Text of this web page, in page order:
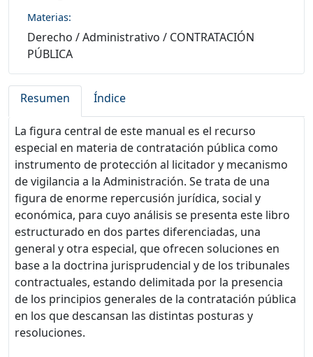
Materias:
Derecho /Administrativo / CONTRATACIÓN
PÚBLICA
Resumen Índice
La figura central de este manual es el recurso
especial en materia de contratación pública como
instrumento de protección al licitador y mecanismo
de vigilancia a la Administración. Se trata de una
figura de enorme repercusión jurídica, social y
económica, para cuyo análisis se presenta este libro
estructurado en dos partes diferenciadas, una
general y otra especial, que ofrecen soluciones en
base a la doctrina jurisprudencial y de los tribunales
contractuales, estando delimitada por la presencia
de los principios generales de la contratación pública
en los que descansan las distintas posturas y
resoluciones.